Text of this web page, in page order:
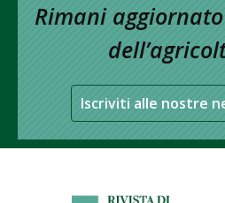
Rimani
Iscriviti alle nostre